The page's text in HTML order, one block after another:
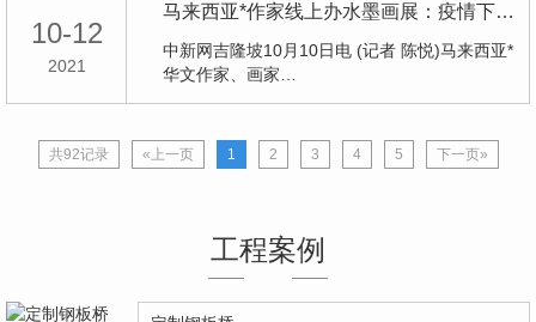
10-12
2021
马来西亚*作家线上办水墨画展：疫情下传统艺术有抚慰人心的力量
中新网吉隆坡10月10日电 (记者 陈悦)马来西亚*
华文作家、画家…
共92记录 «上一页 1 2 3 4 5 下一页»
工程案例